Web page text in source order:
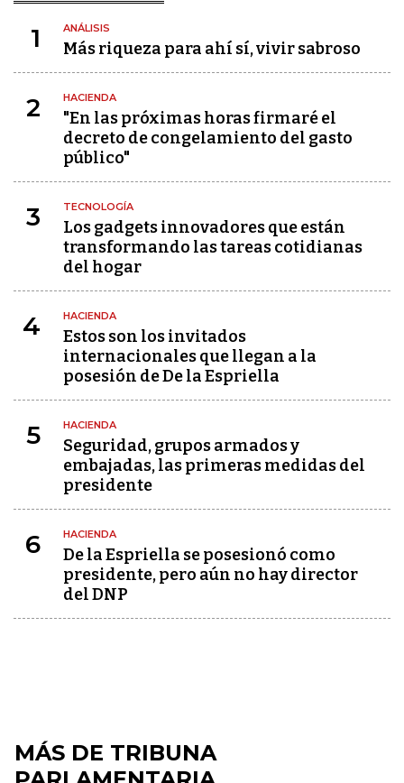
1 ANÁLISIS
Más riqueza para ahí sí, vivir sabroso
2 HACIENDA
"En las próximas horas firmaré el
decreto de congelamiento del gasto
público"
3 TECNOLOGÍA
Los gadgets innovadores que están
transformando las tareas cotidianas
del hogar
4 HACIENDA
Estos son los invitados
internacionales que llegan a la
posesión de De la Espriella
5 HACIENDA
Seguridad, grupos armados y
embajadas, las primeras medidas del
presidente
6 HACIENDA
De la Espriella se posesionó como
presidente, pero aún no hay director
del DNP
MÁS DE TRIBUNA